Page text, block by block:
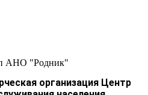
организация Центр